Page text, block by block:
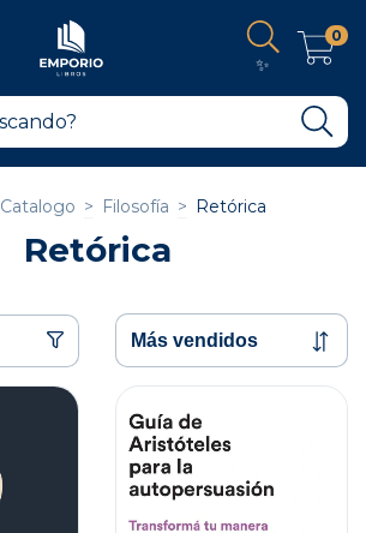
✨
0
Catalogo > Filosofía > Retórica
Retórica